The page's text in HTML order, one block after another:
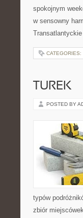
spokojnym
w sensowny
CATEGORIES:
TUREK
POSTED BY
typów
zbiór